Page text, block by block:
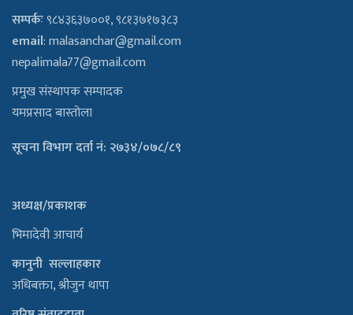
सम्पर्कः९८४३६३७००१, ९८१३७१७३८३
email:malasanchar@gmail.com
nepalimala77@gmail.com
प्रमुख संस्थापक सम्पादक
यमप्रसाद बास्तोला
सूचना विभाग दर्ता नं: २७३४/०७८/८९
अध्यक्ष/प्रकाशक
भिमादेवी आचार्य
कानुनी सल्लाहकार
अधिबक्ता, श्रीजुन थापा